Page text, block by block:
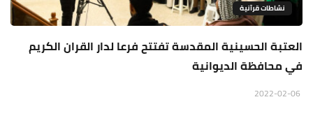
نشاطات قرآنية
العتبة الحسينية المقدسة تفتتح فرعا لدار القران الكريم
في محافظة الديوانية